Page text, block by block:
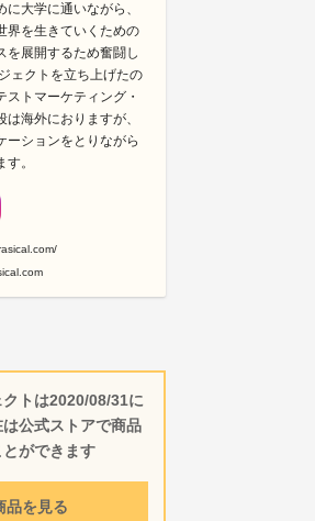
大学に通いながら、
界を生きていくための
を展開するため奮闘し
ェクトを立ち上げたの
トマーケティング・
海外におりますが、
ーションをとりながら
。
トは2020/08/31に
公式ストアで商品
ができます
品を見る